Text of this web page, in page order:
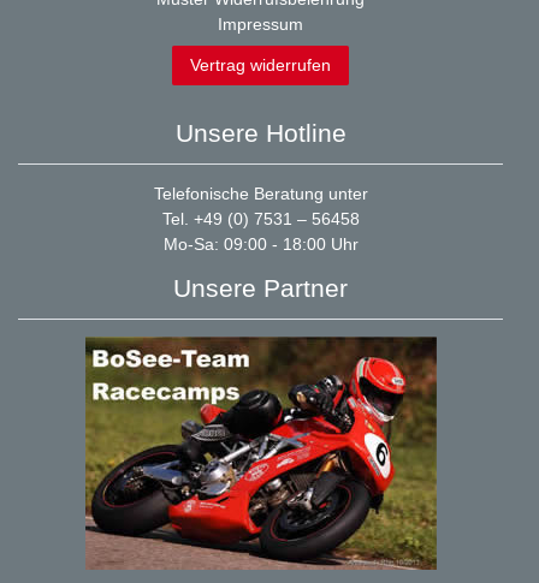
Impressum
Vertrag widerrufen
Unsere Hotline
Telefonische Beratung unter
Tel. +49 (0) 7531 – 56458
Mo-Sa: 09:00 - 18:00 Uhr
Unsere Partner